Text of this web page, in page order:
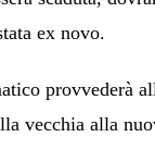
ex novo.
provvederà
vecchia alla